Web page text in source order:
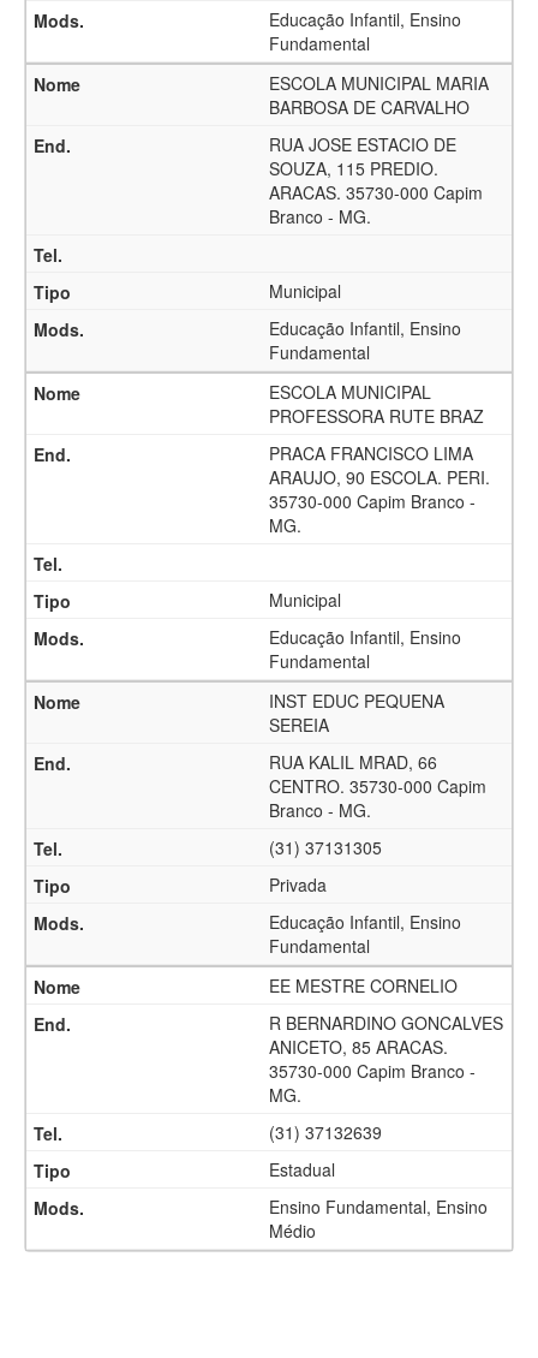
Educação Infantil, Ensino
Fundamental
ESCOLA MUNICIPAL MARIA
BARBOSA DE CARVALHO
RUA JOSE ESTACIO DE
SOUZA, 115 PREDIO.
ARACAS. 35730-000 Capim
Branco - MG.
Municipal
Educação Infantil, Ensino
Fundamental
ESCOLA MUNICIPAL
PROFESSORA RUTE BRAZ
PRACA FRANCISCO LIMA
ARAUJO, 90 ESCOLA. PERI.
35730-000 Capim Branco -
MG.
Municipal
Educação Infantil, Ensino
Fundamental
INST EDUC PEQUENA
SEREIA
RUA KALIL MRAD, 66
CENTRO. 35730-000 Capim
Branco - MG.
(31) 37131305
Privada
Educação Infantil, Ensino
Fundamental
EE MESTRE CORNELIO
R BERNARDINO GONCALVES
ANICETO, 85 ARACAS.
35730-000 Capim Branco -
MG.
(31) 37132639
Estadual
Ensino Fundamental, Ensino
Médio